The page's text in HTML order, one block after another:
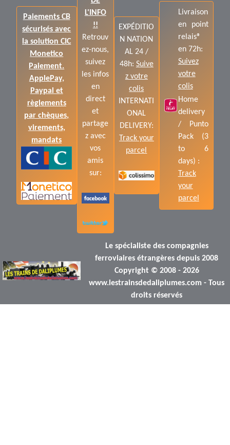
Paiements CB
sécurisés avec
la solution CIC
Monetico
Paiement.
ApplePay,
Paypal et
règlements
par chèques,
virements,
mandats
L'INFO
!!
Retrouv
ez-nous,
suivez
les infos
en
direct
et
partage
z avec
vos
amis
sur:
EXPÉDITIO
N NATION
AL 24 /
48h: Suive
z votre
colis
INTERNATI
ONAL
DELIVERY:
Track your
parcel
Livraison
en point
relais®
en 72h:
Suivez
votre
colis
Home
delivery
/ Punto
Pack (3
to 6
days) :
Track
your
parcel
Le spécialiste des compagnies
ferroviaires étrangères depuis 2008
Copyright © 2008 - 2026
www.lestrainsdedaliplumes.com - Tous
droits réservés